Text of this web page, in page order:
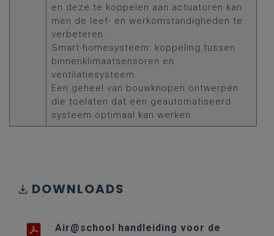
en deze te koppelen aan actuatoren kan
men de leef- en werkomstandigheden te
verbeteren.
Smart-homesysteem: koppeling tussen
binnenklimaatsensoren en
ventilatiesysteem.
Een geheel van bouwknopen ontwerpen
die toelaten dat een geautomatiseerd
systeem optimaal kan werken.
DOWNLOADS
Air@school handleiding voor de